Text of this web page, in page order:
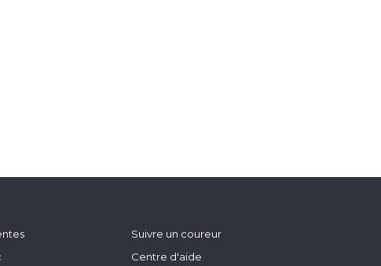
Suivre un coureur
Centre d'aide